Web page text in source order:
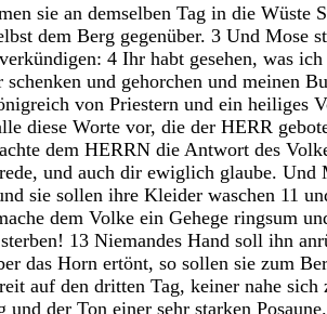
sie an demselben Tag in die Wüste
dem Berg gegenüber. 3 Und Mose
verkündigen: 4 Ihr habt gesehen, was ich
schenken und gehorchen und meinen
von Priestern und ein heiliges
diese Worte vor, die der HERR
dem HERRN die Antwort des
rede, und auch dir ewiglich glaube. Und
sie sollen ihre Kleider waschen 11
dem Volke ein Gehege ringsum
sterben! 13 Niemandes Hand soll ihn
das Horn ertönt, so sollen sie zum
auf den dritten Tag, keiner nahe sich
und der Ton einer sehr starken Posaune.